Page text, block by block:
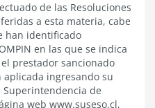
de las Resoluciones
a esta materia, cabe
han identificado
en las que se indica
prestador sancionado
ingresando su
de
web www.suseso.cl,